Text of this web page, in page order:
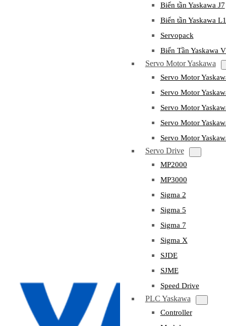
Biến tần Yaskawa J7
Biến tần Yaskawa
Servopack
Biến Tần Yaskawa
Servo Motor Yaskawa
Servo Motor
Servo Motor
Servo Motor
Servo Motor
Servo Motor
Servo Drive
MP2000
MP3000
Sigma 2
Sigma 5
Sigma 7
Sigma X
SJDE
SJME
Speed Drive
PLC Yaskawa
Controller